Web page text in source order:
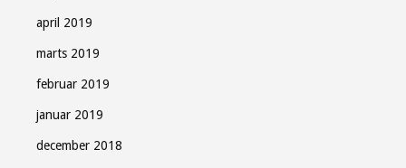
april 2019
marts 2019
februar 2019
januar 2019
december 2018